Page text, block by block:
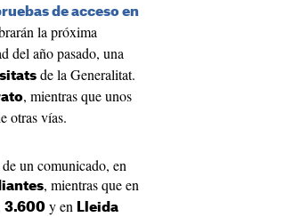
de acceso en
la próxima
del año pasado, una
de la Generalitat.
, mientras que unos
otras vías.
un comunicado, en
, mientras que en
3.600 y en Lleida